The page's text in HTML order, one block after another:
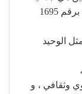
خاضعة لوزارة التضامن الإجتماعي ومشهرة برقم 1695
الوحيد
وثقافي ، و